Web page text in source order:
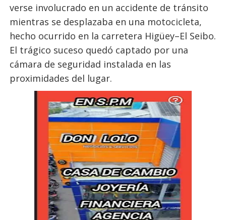
verse involucrado en un accidente de tránsito
mientras se desplazaba en una motocicleta,
hecho ocurrido en la carretera Higüey–El Seibo.
El trágico suceso quedó captado por una
cámara de seguridad instalada en las
proximidades del lugar.